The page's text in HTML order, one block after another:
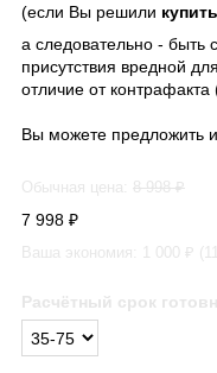
(если Вы решили
а следовательно -
присутствия вредной
отличие от контрафакта
Вы можете предложить
Обычная цена: 8 998 ₽
7 998 ₽
Ваша экономия: 1 000 ₽ ( 11
Расчётный срок